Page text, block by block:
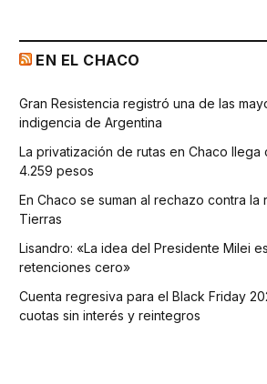
EN EL CHACO
Gran Resistencia registró una de las
indigencia de Argentina
La privatización de rutas en Chaco llega
4.259 pesos
En Chaco se suman al rechazo contra
Tierras
Lisandro: «La idea del Presidente Milei
retenciones cero»
Cuenta regresiva para el Black Friday
cuotas sin interés y reintegros